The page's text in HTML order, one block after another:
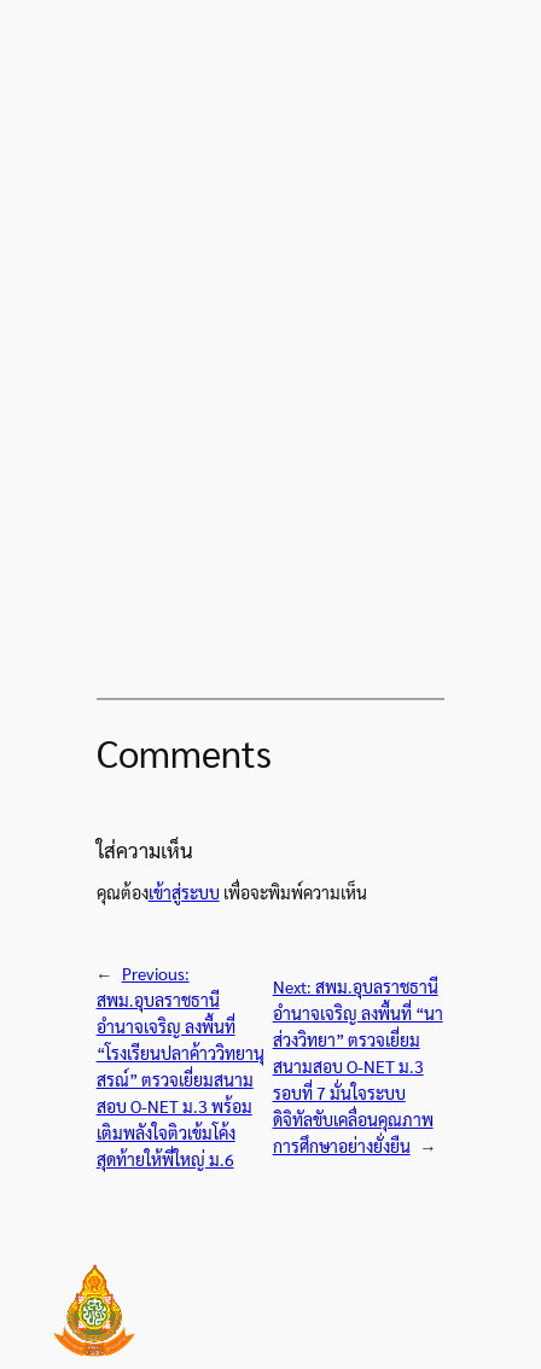
Comments
ใส่ความเห็น
คุณต้องเข้าสู่ระบบ เพื่อจะพิมพ์ความเห็น
←
Previous:
สพม.อุบลราชธานี
อำนาจเจริญ ลงพื้นที่
“โรงเรียนปลาค้าววิทยานุ
สรณ์” ตรวจเยี่ยมสนาม
สอบ O-NET ม.3 พร้อม
เติมพลังใจติวเข้มโค้ง
สุดท้ายให้พี่ใหญ่ ม.6
Next: สพม.อุบลราชธานี
อำนาจเจริญ ลงพื้นที่ “นา
ส่วงวิทยา” ตรวจเยี่ยม
สนามสอบ O-NET ม.3
รอบที่ 7 มั่นใจระบบ
ดิจิทัลขับเคลื่อนคุณภาพ
การศึกษาอย่างยั่งยืน →